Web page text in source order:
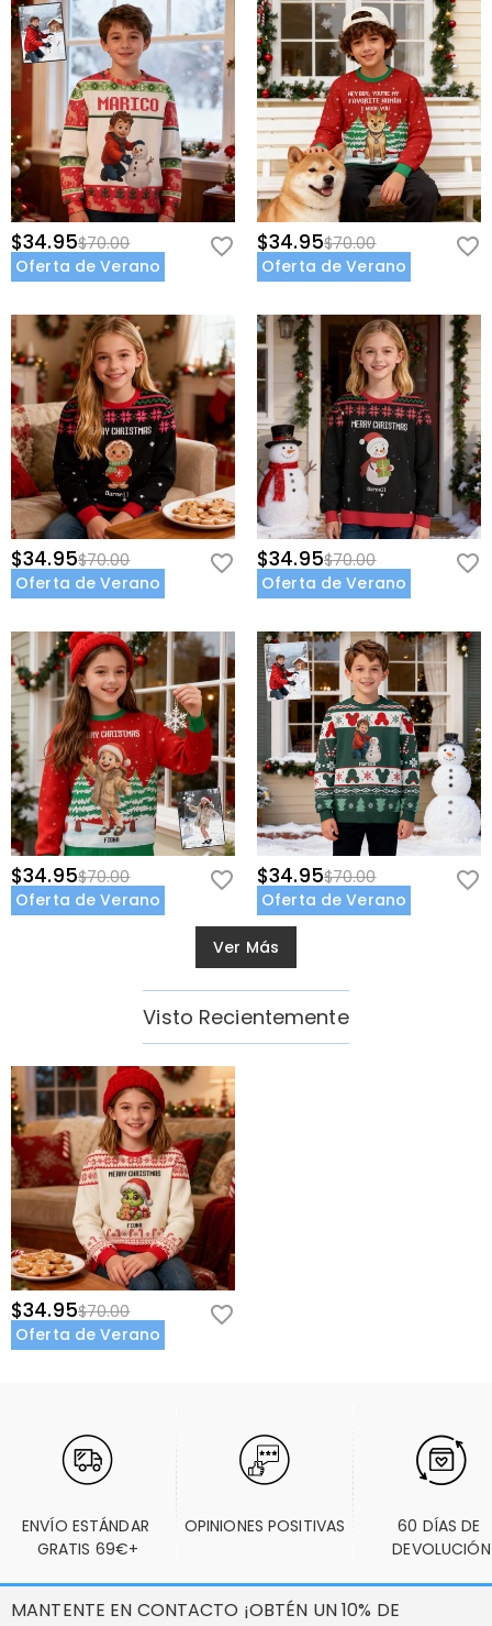
$34.95$70.00
Oferta de Verano
$34.95$70.00
Oferta de Verano
$34.95$70.00
Oferta de Verano
$34.95$70.00
Oferta de Verano
$34.95$70.00
Oferta de Verano
$34.95$70.00
Oferta de Verano
Ver Más
Visto Recientemente
$34.95$70.00
Oferta de Verano
ENVÍO ESTÁNDAR
GRATIS 69€+
OPINIONES POSITIVAS
60 DÍAS DE
DEVOLUCIÓN
MANTENTE EN CONTACTO ¡OBTÉN UN 10% DE